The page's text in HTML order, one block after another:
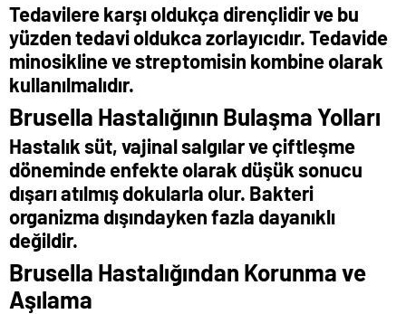
Tedavilere karşı oldukça dirençlidir ve bu
yüzden tedavi oldukca zorlayıcıdır. Tedavide
minosikline ve streptomisin kombine olarak
kullanılmalıdır.
Brusella Hastalığının Bulaşma Yolları
Hastalık süt, vajinal salgılar ve çiftleşme
döneminde enfekte olarak düşük sonucu
dışarı atılmış dokularla olur. Bakteri
organizma dışındayken fazla dayanıklı
değildir.
Brusella Hastalığından Korunma ve
Aşılama